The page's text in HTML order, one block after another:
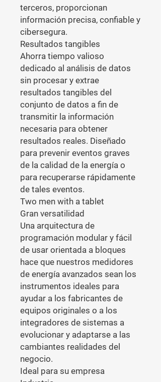
terceros, proporcionan
información precisa, confiable y
cibersegura.
Resultados tangibles
Ahorra tiempo valioso
dedicado al análisis de datos
sin procesar y extrae
resultados tangibles del
conjunto de datos a fin de
transmitir la información
necesaria para obtener
resultados reales. Diseñado
para prevenir eventos graves
de la calidad de la energía o
para recuperarse rápidamente
de tales eventos.
Two men with a tablet
Gran versatilidad
Una arquitectura de
programación modular y fácil
de usar orientada a bloques
hace que nuestros medidores
de energía avanzados sean los
instrumentos ideales para
ayudar a los fabricantes de
equipos originales o a los
integradores de sistemas a
evolucionar y adaptarse a las
cambiantes realidades del
negocio.
Ideal para su empresa